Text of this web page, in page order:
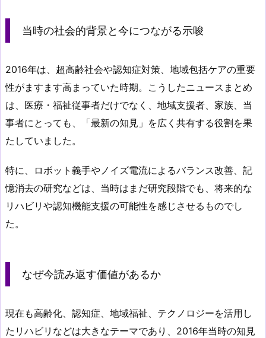
当時の社会的背景と今につながる示唆
2016年は、超高齢社会や認知症対策、地域包括ケアの重要
性がますます高まっていた時期。こうしたニュースまとめ
は、医療・福祉従事者だけでなく、地域支援者、家族、当
事者にとっても、「最新の知見」を広く共有する役割を果
たしていました。
特に、ロボット義手やノイズ電流によるバランス改善、記
憶消去の研究などは、当時はまだ研究段階でも、将来的な
リハビリや認知機能支援の可能性を感じさせるものでし
た。
なぜ今読み返す価値があるか
現在も高齢化、認知症、地域福祉、テクノロジーを活用し
たリハビリなどは大きなテーマであり、2016年当時の知見